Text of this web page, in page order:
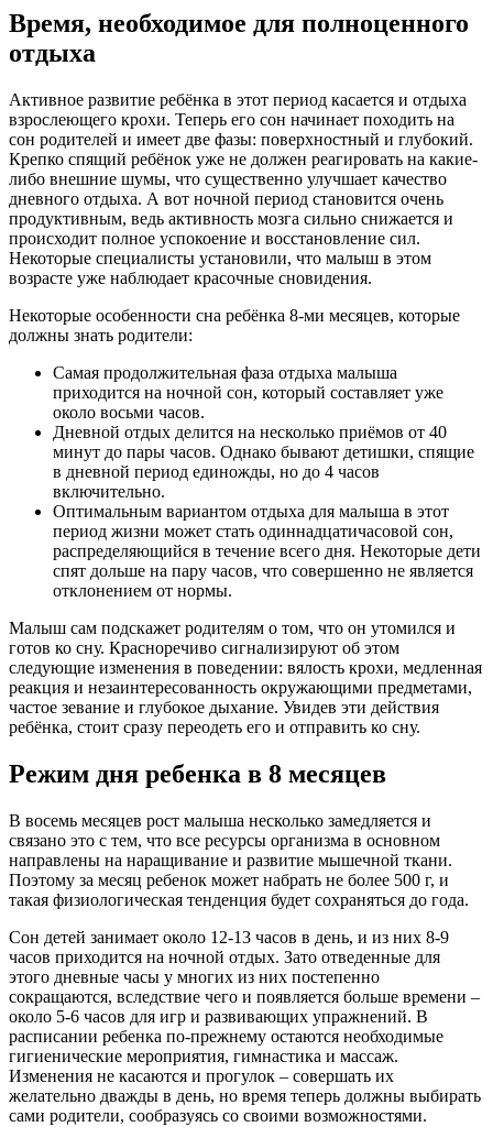
Время, необходимое для полноценного
отдыха
Активное развитие ребёнка в этот период касается и отдыха
взрослеющего крохи. Теперь его сон начинает походить на
сон родителей и имеет две фазы: поверхностный и глубокий.
Крепко спящий ребёнок уже не должен реагировать на какие-
либо внешние шумы, что существенно улучшает качество
дневного отдыха. А вот ночной период становится очень
продуктивным, ведь активность мозга сильно снижается и
происходит полное успокоение и восстановление сил.
Некоторые специалисты установили, что малыш в этом
возрасте уже наблюдает красочные сновидения.
Некоторые особенности сна ребёнка 8-ми месяцев, которые
должны знать родители:
Самая продолжительная фаза отдыха малыша
приходится на ночной сон, который составляет уже
около восьми часов.
Дневной отдых делится на несколько приёмов от 40
минут до пары часов. Однако бывают детишки, спящие
в дневной период единожды, но до 4 часов
включительно.
Оптимальным вариантом отдыха для малыша в этот
период жизни может стать одиннадцатичасовой сон,
распределяющийся в течение всего дня. Некоторые дети
спят дольше на пару часов, что совершенно не является
отклонением от нормы.
Малыш сам подскажет родителям о том, что он утомился и
готов ко сну. Красноречиво сигнализируют об этом
следующие изменения в поведении: вялость крохи, медленная
реакция и незаинтересованность окружающими предметами,
частое зевание и глубокое дыхание. Увидев эти действия
ребёнка, стоит сразу переодеть его и отправить ко сну.
Режим дня ребенка в 8 месяцев
В восемь месяцев рост малыша несколько замедляется и
связано это с тем, что все ресурсы организма в основном
направлены на наращивание и развитие мышечной ткани.
Поэтому за месяц ребенок может набрать не более 500 г, и
такая физиологическая тенденция будет сохраняться до года.
Сон детей занимает около 12-13 часов в день, и из них 8-9
часов приходится на ночной отдых. Зато отведенные для
этого дневные часы у многих из них постепенно
сокращаются, вследствие чего и появляется больше времени –
около 5-6 часов для игр и развивающих упражнений. В
расписании ребенка по-прежнему остаются необходимые
гигиенические мероприятия, гимнастика и массаж.
Изменения не касаются и прогулок – совершать их
желательно дважды в день, но время теперь должны выбирать
сами родители, сообразуясь со своими возможностями.